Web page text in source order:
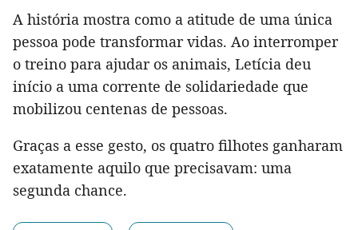
A história mostra como a atitude de uma única
pessoa pode transformar vidas. Ao interromper
o treino para ajudar os animais, Letícia deu
início a uma corrente de solidariedade que
mobilizou centenas de pessoas.
Graças a esse gesto, os quatro filhotes ganharam
exatamente aquilo que precisavam: uma
segunda chance.